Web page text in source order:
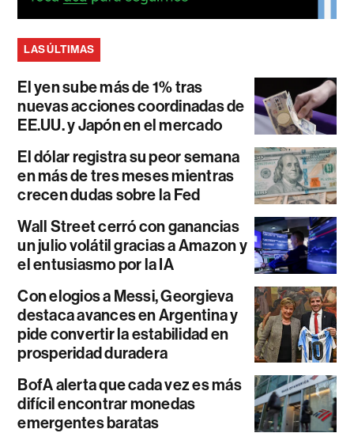
LAS ÚLTIMAS
El yen sube más de 1% tras
nuevas acciones coordinadas de
EE.UU. y Japón en el mercado
El dólar registra su peor semana
en más de tres meses mientras
crecen dudas sobre la Fed
Wall Street cerró con ganancias
un julio volátil gracias a Amazon y
el entusiasmo por la IA
Con elogios a Messi, Georgieva
destaca avances en Argentina y
pide convertir la estabilidad en
prosperidad duradera
BofA alerta que cada vez es más
difícil encontrar monedas
emergentes baratas